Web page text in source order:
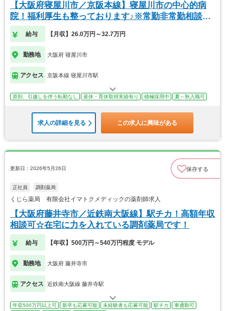
【大阪府寝屋川市／京阪本線】寝屋川市の中心的病
院！福利厚生も整っております♪※常勤非常勤相談可
◎
給与 【月収】26.0万円～32.7万円
勤務地 大阪府 寝屋川市
アクセス 京阪本線 寝屋川市駅
原則、引越しを伴う転勤なし 産休・育休取得実績有り 積極採用中 夏～秋入職可
求人の詳細を見る この求人に興味がある
更新日：2026年5月26日 保存する
正社員 調剤薬局
くじら薬局 有限会社イマトクメディックの薬剤師求人
【大阪府藤井寺市／近鉄南大阪線】駅チカ！高額年収
相談可☆在宅に力を入れている調剤薬局です！
給与 【年収】500万円～540万円程度 モデル
勤務地 大阪府 藤井寺市
アクセス 近鉄南大阪線 藤井寺駅
年収500万円以上可 新卒も応募可能 未経験者も応募可能 駅チカ 車通勤可